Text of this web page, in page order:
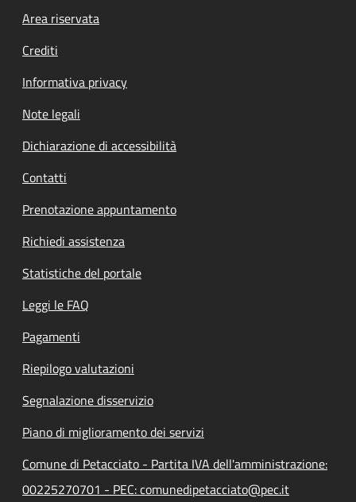
Footer menu
Area riservata
Crediti
Informativa privacy
Note legali
Dichiarazione di accessibilità
Contatti
Prenotazione appuntamento
Richiedi assistenza
Statistiche del portale
Leggi le FAQ
Pagamenti
Riepilogo valutazioni
Segnalazione disservizio
Piano di miglioramento dei servizi
Comune di Petacciato - Partita IVA dell'amministrazione:
00225270701 - PEC: comunedipetacciato@pec.it